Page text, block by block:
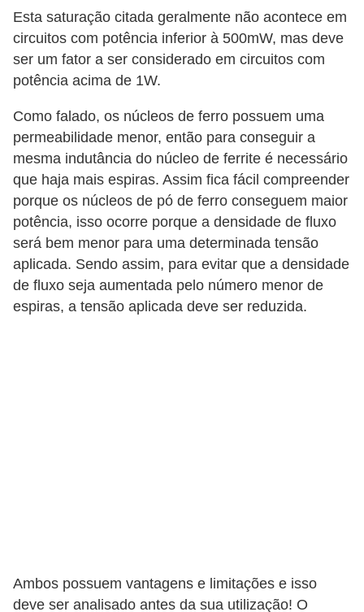
Esta saturação citada geralmente não acontece em
circuitos com potência inferior à 500mW, mas deve
ser um fator a ser considerado em circuitos com
potência acima de 1W.
Como falado, os núcleos de ferro possuem uma
permeabilidade menor, então para conseguir a
mesma indutância do núcleo de ferrite é necessário
que haja mais espiras. Assim fica fácil compreender
porque os núcleos de pó de ferro conseguem maior
potência, isso ocorre porque a densidade de fluxo
será bem menor para uma determinada tensão
aplicada. Sendo assim, para evitar que a densidade
de fluxo seja aumentada pelo número menor de
espiras, a tensão aplicada deve ser reduzida.
Ambos possuem vantagens e limitações e isso
deve ser analisado antes da sua utilização! O
E
l
e
t
r
i
c
i
d
a
d
e
F
p